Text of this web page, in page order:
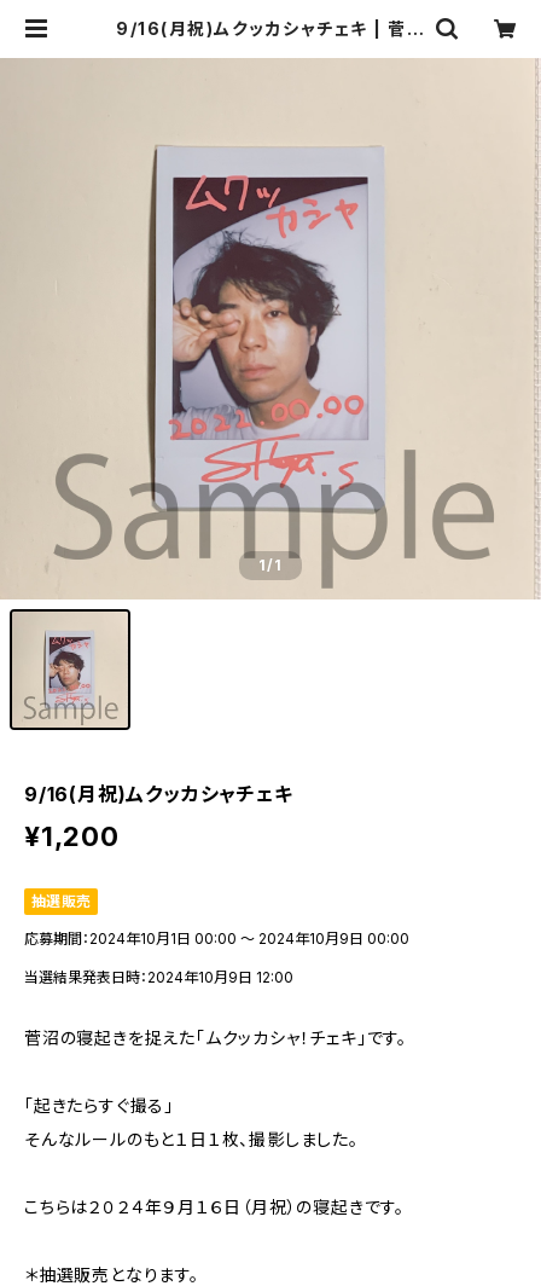
9/16(月祝)ムクッカシャチェキ | 菅沼
1/1
9/16(月祝)ムクッカシャチェキ
¥1,200
抽選販売
応募期間：2024年10月1日 00:00 〜 2024年10月9日 00:00
当選結果発表日時：2024年10月9日 12:00
菅沼の寝起きを捉えた「ムクッカシャ！チェキ」です。
「起きたらすぐ撮る」
そんなルールのもと１日１枚、撮影しました。
こちらは２０２４年９月１６日（月祝）の寝起きです。
＊抽選販売となります。